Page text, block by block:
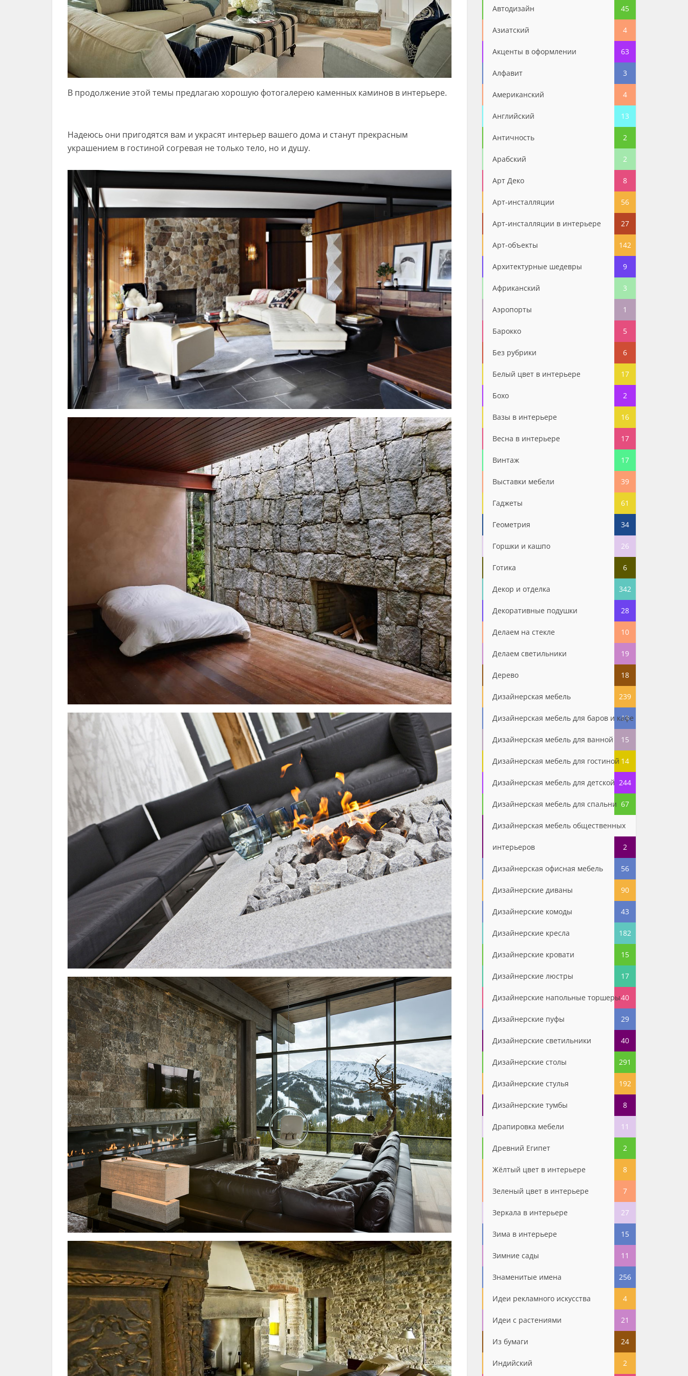
В продолжение этой темы предлагаю хорошую фотогалерею каменных каминов в интерьере.
Надеюсь они пригодятся вам и украсят интерьер вашего дома и станут прекрасным
украшением в гостиной согревая не только тело, но и душу.
Автодизайн 45
Азиатский 4
Акценты в оформлении 63
Алфавит 3
Американский 4
Английский 13
Античность 2
Арабский 2
Арт Деко 8
Арт-инсталляции 56
Арт-инсталляции в интерьере 27
Арт-объекты 142
Архитектурные шедевры 9
Африканский 3
Аэропорты 1
Барокко 5
Без рубрики 6
Белый цвет в интерьере 17
Бохо 2
Вазы в интерьере 16
Весна в интерьере 17
Винтаж 17
Выставки мебели 39
Гаджеты 61
Геометрия 34
Горшки и кашпо 26
Готика 6
Декор и отделка 342
Декоративные подушки 28
Делаем на стекле 10
Делаем светильники 19
Дерево 18
Дизайнерская мебель 239
Дизайнерская мебель для баров и кафе
13
Дизайнерская мебель для ванной 15
Дизайнерская мебель для гостиной 14
Дизайнерская мебель для детской 244
Дизайнерская мебель для спальни 67
Дизайнерская мебель общественных
интерьеров 2
Дизайнерская офисная мебель 56
Дизайнерские диваны 90
Дизайнерские комоды 43
Дизайнерские кресла 182
Дизайнерские кровати 15
Дизайнерские люстры 17
Дизайнерские напольные торшеры40
Дизайнерские пуфы 29
Дизайнерские светильники 40
Дизайнерские столы 291
Дизайнерские стулья 192
Дизайнерские тумбы 8
Драпировка мебели 11
Древний Египет 2
Жёлтый цвет в интерьере 8
Зеленый цвет в интерьере 7
Зеркала в интерьере 27
Зима в интерьере 15
Зимние сады 11
Знаменитые имена 256
Идеи рекламного искусства 4
Идеи с растениями 21
Из бумаги 24
Индийский 2